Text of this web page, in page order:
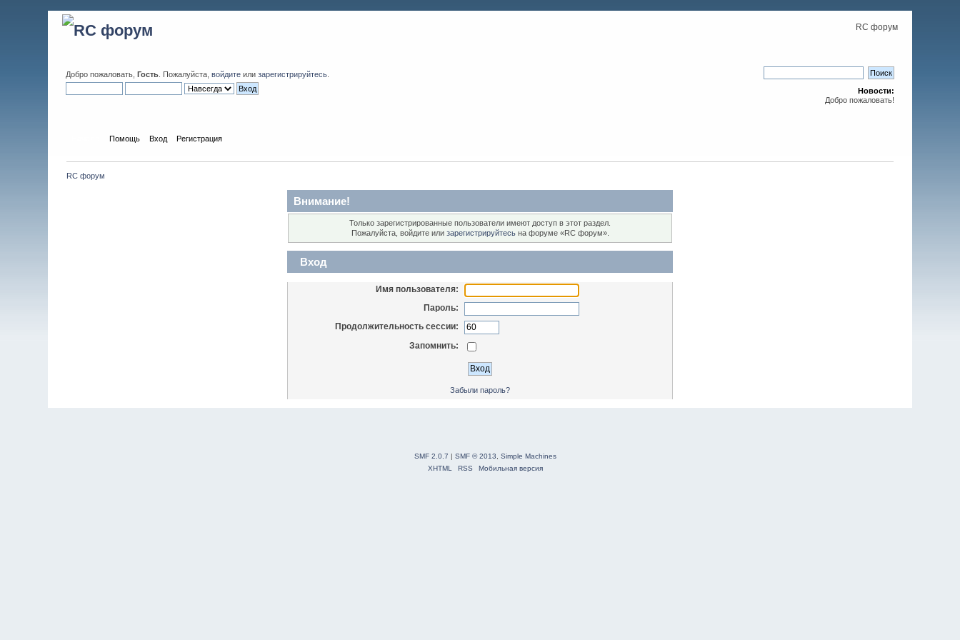
RC форум
Добро пожаловать,Гость . Пожалуйста,войдите илизарегистрируйтесь
Новости:
Добро пожаловать!
Помощь Вход Регистрация
RC форум
Внимание!
Только зарегистрированные пользователи имеют доступ в этот раздел.
Пожалуйста, войдите или зарегистрируйтесьна форуме «RC форум».
Вход
Имя пользователя:
Пароль:
Продолжительность сессии:
Запомнить:
Забыли пароль?
SMF 2.0.7 | SMF © 2013
Simple Machines
XHTML
RSS Мобильная версия